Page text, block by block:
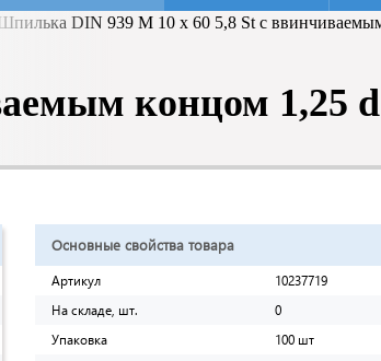
концом 1,25 d
Основные свойства товара
Артикул
10237719
На складе, шт.
0
Упаковка
100 шт